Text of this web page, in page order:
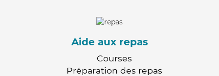
Aide aux repas
Courses
Préparation des repas